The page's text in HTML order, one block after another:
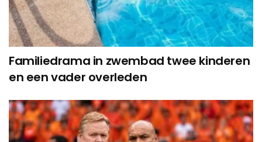
Familiedrama in zwembad twee kinderen
en een vader overleden